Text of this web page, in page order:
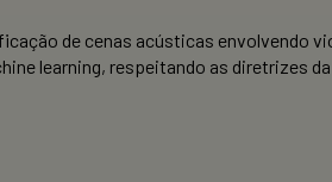
de cenas acústicas envolvendo
learning, respeitando as diretrizes